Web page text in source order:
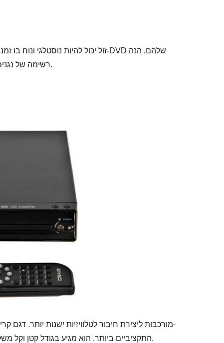
רשימה של נגנים שתוכלו ליהנות מהם אם יש לכם תקציב של בסביבות $30.
DVD התקציביים ביותר. הוא מגיע בגודל קטן וקל משקל, מה שהופך אותו לבחירה מצוינת למי שחסר מקום.